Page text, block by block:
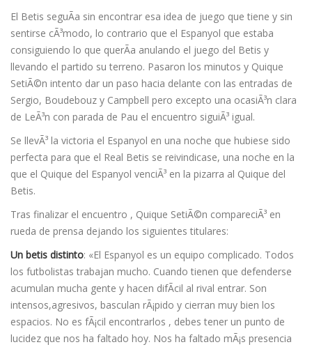
El Betis seguÃ­a sin encontrar esa idea de juego que tiene y sin
sentirse cÃ³modo, lo contrario que el Espanyol que estaba
consiguiendo lo que querÃ­a anulando el juego del Betis y
llevando el partido su terreno. Pasaron los minutos y Quique
SetiÃ©n intento dar un paso hacia delante con las entradas de
Sergio, Boudebouz y Campbell pero excepto una ocasiÃ³n clara
de LeÃ³n con parada de Pau el encuentro siguiÃ³ igual.
Se llevÃ³ la victoria el Espanyol en una noche que hubiese sido
perfecta para que el Real Betis se reivindicase, una noche en la
que el Quique del Espanyol venciÃ³ en la pizarra al Quique del
Betis.
Tras finalizar el encuentro , Quique SetiÃ©n compareciÃ³ en
rueda de prensa dejando los siguientes titulares:
Un betis distinto: «El Espanyol es un equipo complicado. Todos
los futbolistas trabajan mucho. Cuando tienen que defenderse
acumulan mucha gente y hacen difÃ­cil al rival entrar. Son
intensos,agresivos, basculan rÃ¡pido y cierran muy bien los
espacios. No es fÃ¡cil encontrarlos , debes tener un punto de
lucidez que nos ha faltado hoy. Nos ha faltado mÃ¡s presencia